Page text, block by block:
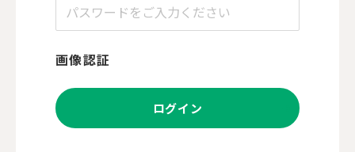
画像認証
ログイン